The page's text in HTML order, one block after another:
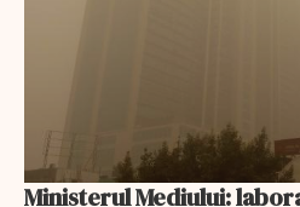
Ministerul Mediului: